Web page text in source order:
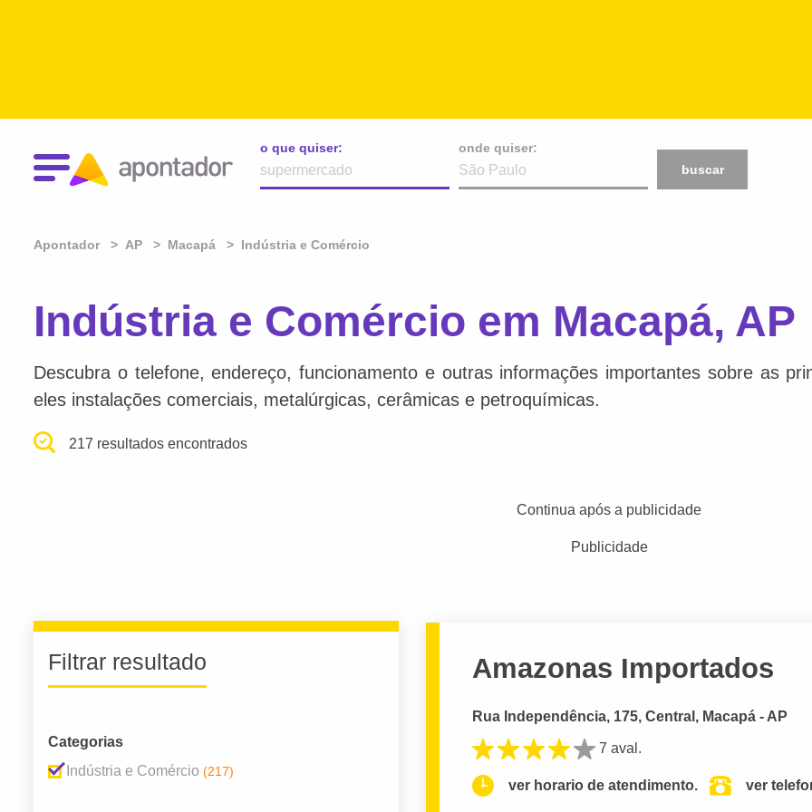
o que quiser:
onde quiser:
buscar
Apontador AP Macapá Indústria e Comércio
Indústria e Comércio em Macapá, AP
Descubra o telefone, endereço, funcionamento e outras informações importantes sobre as
eles instalações comerciais, metalúrgicas, cerâmicas e petroquímicas.
217 resultados encontrados
Continua após a publicidade
Publicidade
Filtrar resultado
Categorias
Indústria e Comércio (217)
Amazonas Importados
Rua Independência, 175, Central, Macapá - AP
7 aval.
ver horario de atendimento. ver